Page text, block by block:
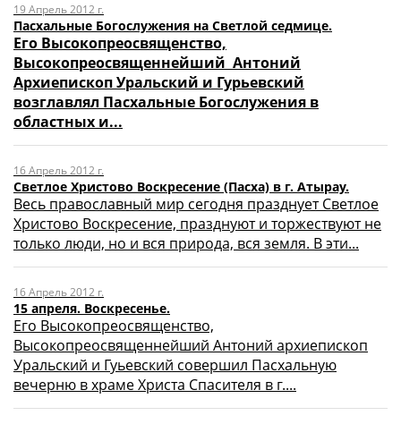
19 Апрель 2012 г.
Пасхальные Богослужения на Светлой седмице.
Его Высокопреосвященство,
Высокопреосвященнейший Антоний
Архиепископ Уральский и Гурьевский
возглавлял Пасхальные Богослужения в
областных и...
16 Апрель 2012 г.
Светлое Христово Воскресение (Пасха) в г. Атырау.
Весь православный мир сегодня празднует Светлое
Христово Воскресение, празднуют и торжествуют не
только люди, но и вся природа, вся земля. В эти...
16 Апрель 2012 г.
15 апреля. Воскресенье.
Его Высокопреосвященство,
Высокопреосвященнейший Антоний архиепископ
Уральский и Гуьевский совершил Пасхальную
вечерню в храме Христа Спасителя в г....